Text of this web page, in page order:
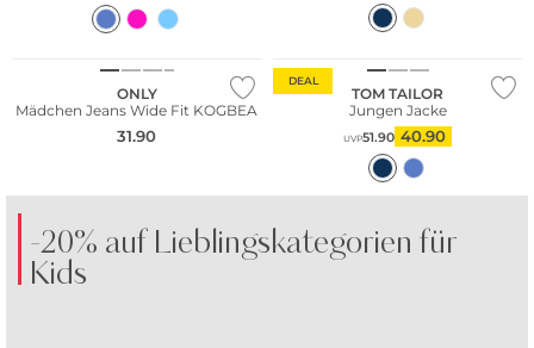
ONLY
Mädchen Jeans Wide Fit KOGBEA
31.90
DEAL
TOM TAILOR
Jungen Jacke
UVP51.90 40.90
-20% auf Lieblingskategorien für
Kids